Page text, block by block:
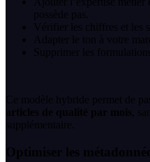
possède pas.
Vérifier les chiffres et les
Adapter le ton à votre
Supprimer les
Ce modèle hybride permet de
articles de qualité par mois ,
supplémentaire.
Optimiser les